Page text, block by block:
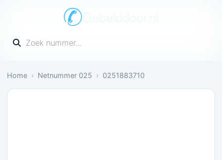
Gebelddoor.nl
Vul een telefoonnummer in
Home Netnummer 025 0251883710